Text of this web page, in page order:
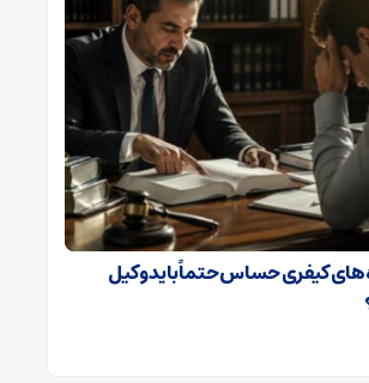
کیفری حساس حتماً باید وکیل